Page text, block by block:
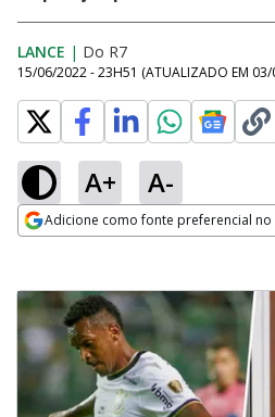
LANCE | Do R7
15/06/2022 - 23H51 (ATUALIZADO EM
A+ A-
Adicione como fonte preferencial no